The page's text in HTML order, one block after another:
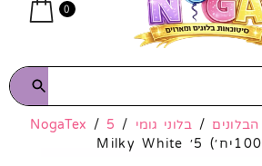
0
/ בלוני גומי /
NogaTex / 5